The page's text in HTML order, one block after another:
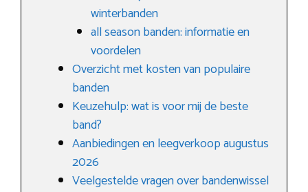
winterbanden
all season banden: informatie en
voordelen
Overzicht met kosten van populaire
banden
Keuzehulp: wat is voor mij de beste
band?
Aanbiedingen en leegverkoop augustus
2026
Veelgestelde vragen over bandenwissel